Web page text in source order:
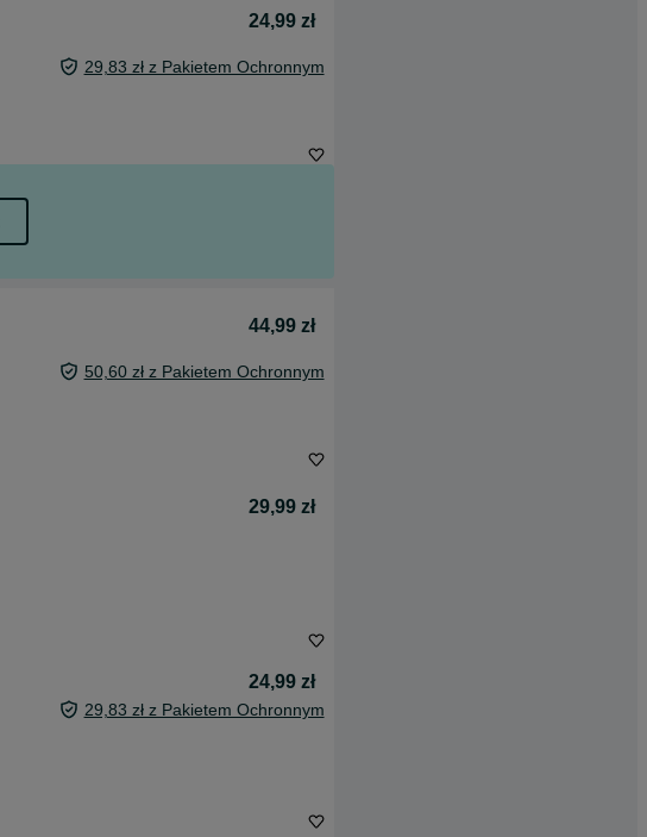
24,99 zł
29,83 zł z Pakietem Ochronnym
44,99 zł
50,60 zł z Pakietem Ochronnym
29,99 zł
24,99 zł
29,83 zł z Pakietem Ochronnym